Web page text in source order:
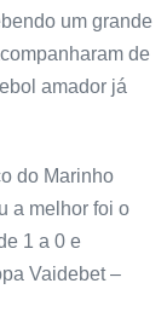
um grande
de
amador já
do Marinho
a melhor foi o
1 a 0 e
Vaidebet –